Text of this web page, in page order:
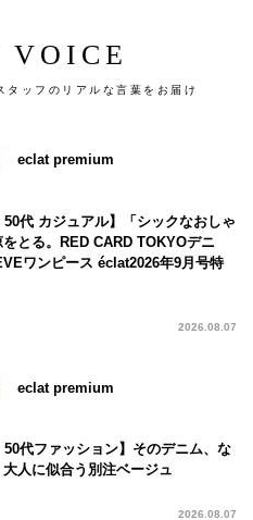
VOICE
ッフのリアルな言葉をお届け
eclat premium
50代 カジュアル】「シックなおしゃ
とる。RED CARD TOKYOデニ
ワンピース éclat2026年9月号特
2026.08.07
eclat premium
50代ファッション】そのデニム、な
大人に似合う別注ベージュ
2026.08.07